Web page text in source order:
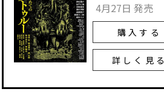
4月27日 発売
購入する
詳しく見る